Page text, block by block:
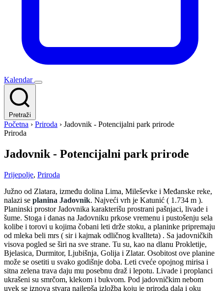
Kalendar
Pretraži
Početna › Priroda › Jadovnik - Potencijalni park prirode
Priroda
Jadovnik - Potencijalni park prirode
Prijepolje, Priroda
Južno od Zlatara, između dolina Lima, Mileševke i Međanske reke,
nalazi se planina Jadovnik. Najveći vrh je Katunić ( 1.734 m ).
Planinski prostor Jadovnika karakterišu prostrani pašnjaci, livade i
šume. Stoga i danas na Jadovniku prkose vremenu i pustošenju sela
kolibe i torovi u kojima čobani leti drže stoku, a planinke pripremaju
od mleka beli mrs ( sir i kajmak odličnog kvallteta) . Sa jadovničkih
visova pogled se širi na sve strane. Tu su, kao na dlanu Prokletije,
Bjelasica, Durmitor, Ljubišnja, Golija i Zlatar. Osobitost ove planine
može se osetiti u svako godišnje doba. Leti cveće opojnog mirisa i
sitna zelena trava daju mu posebnu draž i lepotu. Livade i proplanci
ukrašeni su smrčom, klekom i bukvom. Pod jadovničkim nebom
uvek se iznova stvara najlepša izložba koju je priroda dala i oku